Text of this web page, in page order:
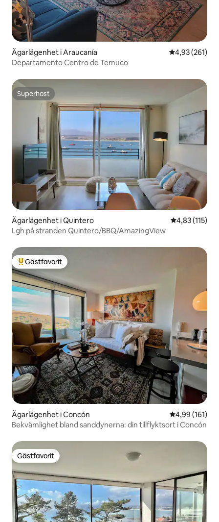
Ägarlägenhet i Araucanía 4,93 av 5 i
4,93 (261)
Departamento Centro de Temuco
Superhost
Superhost
Ägarlägenhet i Quintero 4,83 av 5 i
4,83 (115)
Lgh på stranden Quintero/BBQ/AmazingView
Populär gästfavorit
Gästfavorit
Ägarlägenhet i Concón 4,99 av 5 i
4,99 (161)
Bekvämlighet bland sanddynerna: din tillflyktsort i Concón
Gästfavorit
Gästfavorit